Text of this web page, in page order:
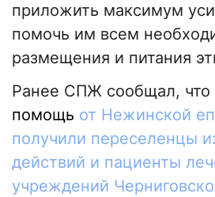
приложить максимум
помочь им всем
размещения и питания
Ранее СПЖ сообщал, что
помощь от Нежинской
получили переселенцы
действий и пациенты
учреждений